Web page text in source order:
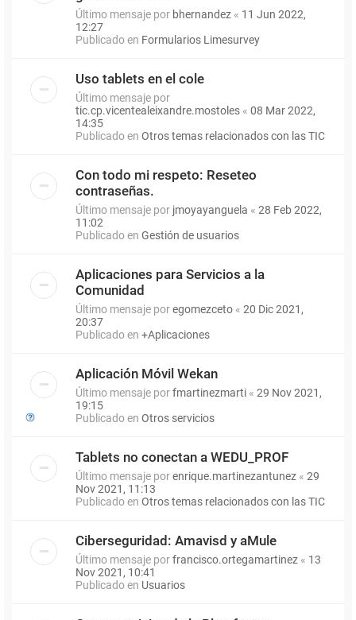
Último mensaje por bhernandez « 11 Jun 2022,
12:27
Publicado en Formularios Limesurvey
Uso tablets en el cole
Último mensaje por
tic.cp.vicentealeixandre.mostoles « 08 Mar 2022,
14:35
Publicado en Otros temas relacionados con las TIC
Con todo mi respeto: Reseteo
contraseñas.
Último mensaje por jmoyayanguela « 28 Feb 2022,
11:02
Publicado en Gestión de usuarios
Aplicaciones para Servicios a la
Comunidad
Último mensaje poregomezceto « 20 Dic 2021,
20:37
Publicado en +Aplicaciones
Aplicación Móvil Wekan
Último mensaje porfmartinezmarti « 29 Nov 2021,
19:15
Publicado en Otros servicios
Tablets no conectan a WEDU_PROF
Último mensaje porenrique.martinezantunez « 29
Nov 2021, 11:13
Publicado en Otros temas relacionados con las TIC
Ciberseguridad: Amavisd y aMule
Último mensaje porfrancisco.ortegamartinez « 13
Nov 2021, 10:41
Publicado en Usuarios